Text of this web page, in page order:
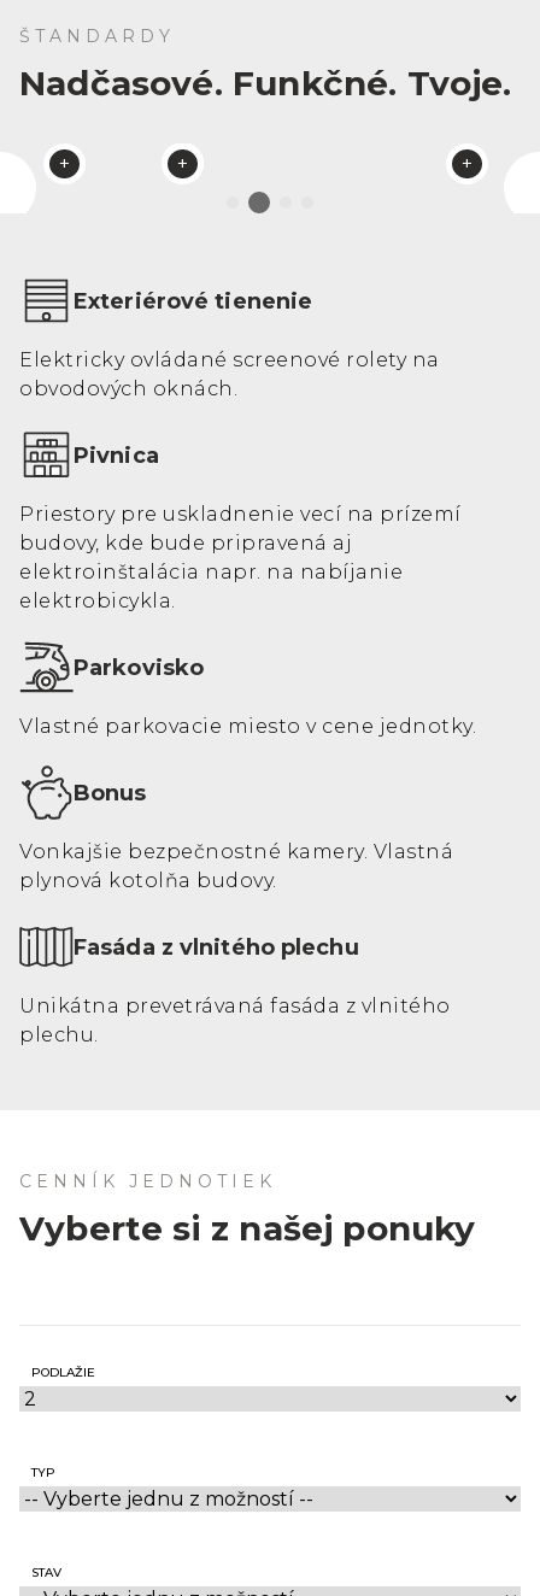
ŠTANDARDY
Nadčasové. Funkčné. Tvoje.
Exteriérové tienenie
Elektricky ovládané screenové rolety na
obvodových oknách.
Pivnica
Priestory pre uskladnenie vecí na prízemí
budovy, kde bude pripravená aj
elektroinštalácia napr. na nabíjanie
elektrobicykla.
Parkovisko
Vlastné parkovacie miesto v cene jednotky.
Bonus
Vonkajšie bezpečnostné kamery. Vlastná
plynová kotolňa budovy.
Fasáda z vlnitého plechu
Unikátna prevetrávaná fasáda z vlnitého
plechu.
CENNÍK JEDNOTIEK
Vyberte si z našej ponuky
PODLAŽIE
TYP
STAV